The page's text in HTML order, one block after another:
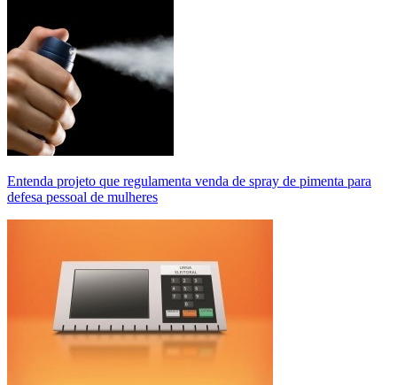
Entenda projeto que regulamenta venda de spray de pimenta para
defesa pessoal de mulheres